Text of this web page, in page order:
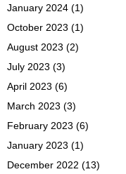
January 2024 (1)
October 2023 (1)
August 2023 (2)
July 2023 (3)
April 2023 (6)
March 2023 (3)
February 2023 (6)
January 2023 (1)
December 2022 (13)